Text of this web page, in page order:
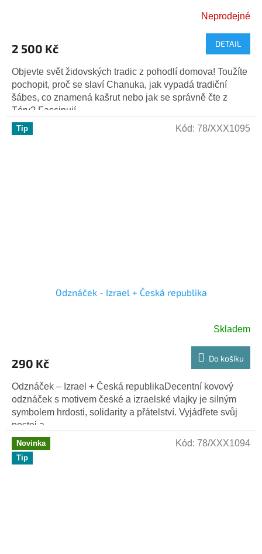
R
M
A
Neprodejné
2 500 Kč DETAIL
Objevte svět židovských tradic z pohodlí domova! Toužíte
pochopit, proč se slaví Chanuka, jak vypadá tradiční
šábes, co znamená kašrut nebo jak se správně čte z
Tóry? Fascinují...
Tip
Odznáček - Izrael + Česká republika
Skladem
290 Kč Do košíku
Odznáček – Izrael + Česká republikaDecentní kovový
odznáček s motivem české a izraelské vlajky je silným
symbolem hrdosti, solidarity a přátelství. Vyjádřete svůj
postoj a...
Kód: 78/XXX1095
Novinka
Tip
Kód: 78/XXX1094